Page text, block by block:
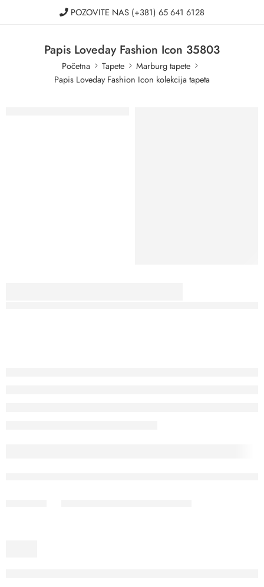
POZOVITE NAS (+381) 65 641 6128
Papis Loveday Fashion Icon 35803
Početna Tapete
Marburg tapete
Papis Loveday Fashion Icon kolekcija tapeta